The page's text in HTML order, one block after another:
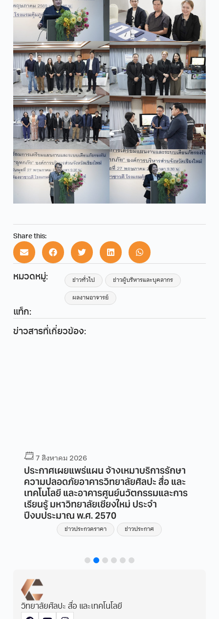
Share this:
หมวดหมู่: ข่าวทั่วไป
ข่าวผู้บริหารและบุคลากร
ผลงานอาจารย์
แท็ก:
ข่าวสารที่เกี่ยวข้อง:
7 สิงหาคม 2026
ประกาศเผยแพร่แผน จ้างเหมาบริการรักษา
ความปลอดภัยอาคารวิทยาลัยศิลปะ สื่อ และ
เทคโนโลยี และอาคารศูนย์นวัตกรรมและการ
เรียนรู้ มหาวิทยาลัยเชียงใหม่ ประจำ
ปีงบประมาณ พ.ศ. 2570
ข่าวประกวดราคา ข่าวประกาศ
วิทยาลัยศิลปะ สื่อ และเทคโนโลยี